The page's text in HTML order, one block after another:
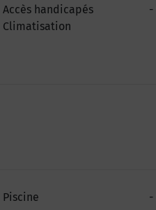
Accès handicapés
Climatisation
Piscine